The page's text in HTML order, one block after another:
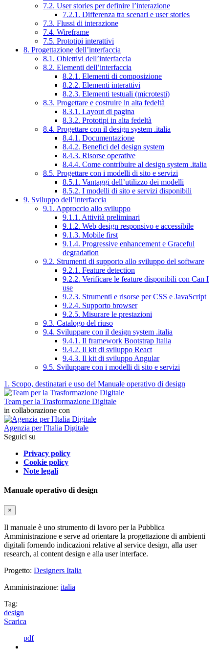
7.2. User stories per definire l’interazione
7.2.1. Differenza tra scenari e user stories
7.3. Flussi di interazione
7.4. Wireframe
7.5. Prototipi interattivi
8. Progettazione dell’interfaccia
8.1. Obiettivi dell’interfaccia
8.2. Elementi dell’interfaccia
8.2.1. Elementi di composizione
8.2.2. Elementi interattivi
8.2.3. Elementi testuali (microtesti)
8.3. Progettare e costruire in alta fedeltà
8.3.1. Layout di pagina
8.3.2. Prototipi in alta fedeltà
8.4. Progettare con il design system .italia
8.4.1. Documentazione
8.4.2. Benefici del design system
8.4.3. Risorse operative
8.4.4. Come contribuire al design system .italia
8.5. Progettare con i modelli di sito e servizi
8.5.1. Vantaggi dell’utilizzo dei modelli
8.5.2. I modelli di sito e servizi disponibili
9. Sviluppo dell’interfaccia
9.1. Approccio allo sviluppo
9.1.1. Attività preliminari
9.1.2. Web design responsivo e accessibile
9.1.3. Mobile first
9.1.4. Progressive enhancement e Graceful
degradation
9.2. Strumenti di supporto allo sviluppo del software
9.2.1. Feature detection
9.2.2. Verificare le feature disponibili con Can I
use
9.2.3. Strumenti e risorse per CSS e JavaScript
9.2.4. Supporto browser
9.2.5. Misurare le prestazioni
9.3. Catalogo del riuso
9.4. Sviluppare con il design system .italia
9.4.1. Il framework Bootstrap Italia
9.4.2. Il kit di sviluppo React
9.4.3. Il kit di sviluppo Angular
9.5. Sviluppare con i modelli di sito e servizi
1. Scopo, destinatari e uso del Manuale operativo di design
Team per la Trasformazione Digitale
in collaborazione con
Agenzia per l'Italia Digitale
Seguici su
Privacy policy
Cookie policy
Note legali
Manuale operativo di design
×
Il manuale è uno strumento di lavoro per la Pubblica
Amministrazione e serve ad orientare la progettazione di ambienti
digitali fornendo indicazioni relative al service design, alla user
research, al content design e alla user interface.
Progetto: Designers Italia
Amministrazione: italia
Tag:
design
Scarica
pdf